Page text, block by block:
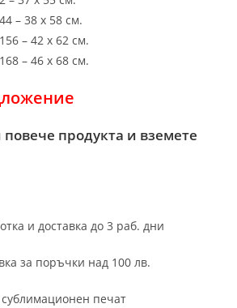
– 38 х 58 см.
– 42 x 62 см.
– 46 х 68 см.
продукта и вземете
и доставка до 3 раб. дни
за поръчки над 100 лв.
печат